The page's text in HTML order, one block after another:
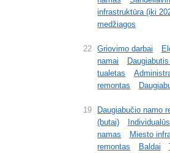
infrastruktūra (iki
medžiagos
22 Griovimo darbai
namai
tualetas
remontas
19 Daugiabučio namo
(butai)
namas
Miesto
remontas
Baldai